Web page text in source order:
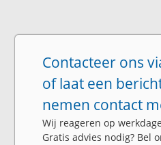
Contacteer ons
of laat een
nemen contact
Wij reageren op
Gratis advies nodig? Bel